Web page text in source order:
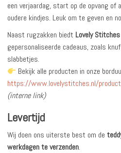
een verjaardag, start op de opvang of
oudere kindjes. Leuk om te geven en
Naast rugzakken biedt Lovely Stitches
gepersonaliseerde cadeaus, zoals
slabbetjes.
Bekijk alle producten in onze
https://www.lovelystitches.nl/
(interne link)
Levertijd
Wij doen ons uiterste best om de
werkdagen te verzenden.